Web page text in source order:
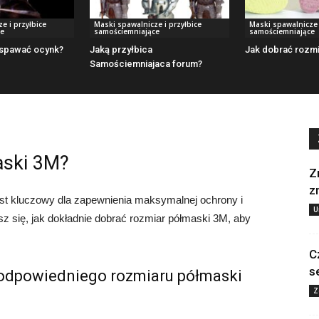
i przyłbice
ocynk?
Maski spawalnicze i przyłbice
samościemniające
Jaką przyłbica
Samościemniajaca forum?
Maski spawalnicze
samościemniające
Jak dobrać
3M?
kluczowy dla zapewnienia maksymalnej ochrony i
się, jak dokładnie dobrać rozmiar półmaski 3M, aby
rozmiaru półmaski